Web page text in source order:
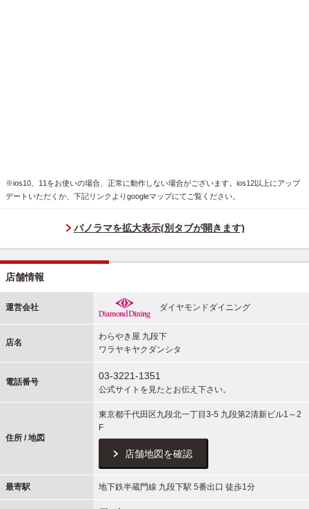
※ios10、11をお使いの場合、正常に動作しない場合がございます。ios12以上にアップ
デートいただくか、下記リンクよりgoogleマップにてご覧ください。
パノラマを拡大表示(別タブが開きます)
店舗情報
運営会社 ダイヤモンドダイニング
店名
わらやき屋 九段下
ワラヤキヤクダンシタ
電話番号
03-3221-1351
公式サイトを見たとお伝え下さい。
住所 / 地図
東京都千代田区九段北一丁目3-5 九段第2清新ビル1～2
F
店舗地図を確認
最寄駅 地下鉄半蔵門線 九段下駅 5番出口 徒歩1分